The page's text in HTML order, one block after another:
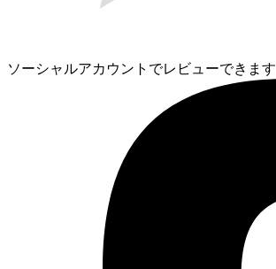
ソーシャルアカウントでレビューできます